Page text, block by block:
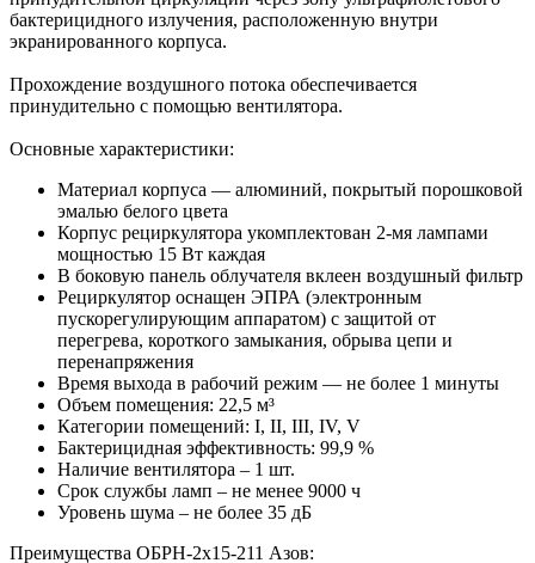
бактерицидного излучения, расположенную внутри
экранированного корпуса.
Прохождение воздушного потока обеспечивается
принудительно с помощью вентилятора.
Основные характеристики:
Материал корпуса — алюминий, покрытый порошковой
эмалью белого цвета
Корпус рециркулятора укомплектован 2-мя лампами
мощностью 15 Вт каждая
В боковую панель облучателя вклеен воздушный фильтр
Рециркулятор оснащен ЭПРА (электронным
пускорегулирующим аппаратом) с защитой от
перегрева, короткого замыкания, обрыва цепи и
перенапряжения
Время выхода в рабочий режим — не более 1 минуты
Объем помещения: 22,5 м³
Категории помещений: I, II, III, IV, V
Бактерицидная эффективность: 99,9 %
Наличие вентилятора – 1 шт.
Срок службы ламп – не менее 9000 ч
Уровень шума – не более 35 дБ
Преимущества ОБРН-2x15-211 Азов: